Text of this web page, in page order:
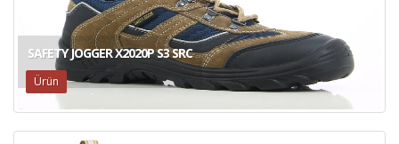
SAFETY JOGGER X2020P S3 SRC
Ürün